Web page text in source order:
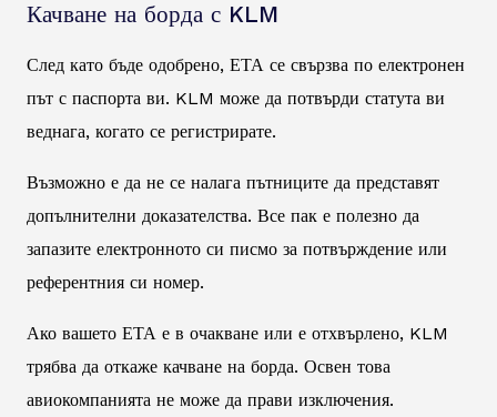
Качване на борда с KLM
След като бъде одобрено, ЕТА се свързва по електронен
път с паспорта ви. KLM може да потвърди статута ви
веднага, когато се регистрирате.
Възможно е да не се налага пътниците да представят
допълнителни доказателства. Все пак е полезно да
запазите електронното си писмо за потвърждение или
референтния си номер.
Ако вашето ЕТА е в очакване или е отхвърлено, KLM
трябва да откаже качване на борда. Освен това
авиокомпанията не може да прави изключения.